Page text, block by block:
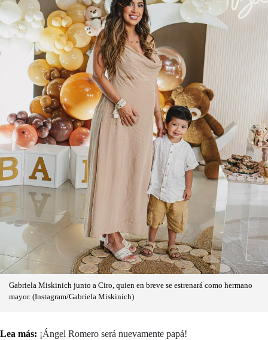
Gabriela Miskinich junto a Ciro, quien en breve se estrenará como hermano
mayor. (Instagram/Gabriela Miskinich)
Lea más: ¡Ángel Romero será nuevamente papá!